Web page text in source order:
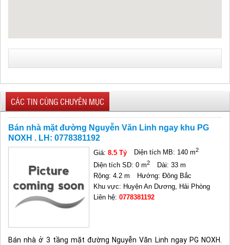
CÁC TIN CÙNG CHUYÊN MỤC
Bán nhà mặt đường Nguyễn Văn Linh ngay khu PG
NOXH . LH: 0778381192
Giá:8.5 Tỷ Diện tích MB: 140 m2
Diện tích SD: 0 m2
Dài: 33 m
Rộng: 4.2 m
Hướng: Đông Bắc
Khu vực: Huyện An Dương, Hải Phòng
Liên hệ:0778381192
Bán nhà ở 3 tầng mặt đường Nguyễn Văn Linh ngay PG NOXH.